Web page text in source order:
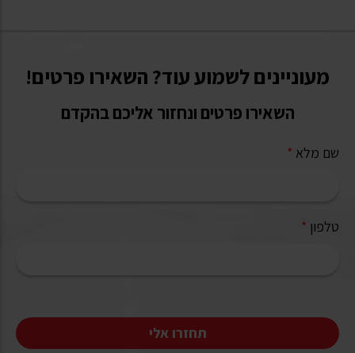
מעוניינים לשמוע עוד? השאירו פרטים!
השאירו פרטים ונחזור אליכם בהקדם
שם מלא *
טלפון *
תחזרו אלי